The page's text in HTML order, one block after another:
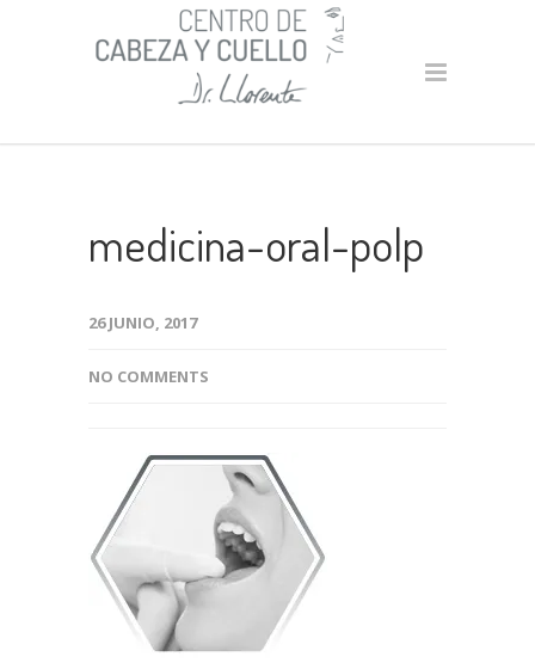
medicina-oral-polp
26 JUNIO, 2017
NO COMMENTS